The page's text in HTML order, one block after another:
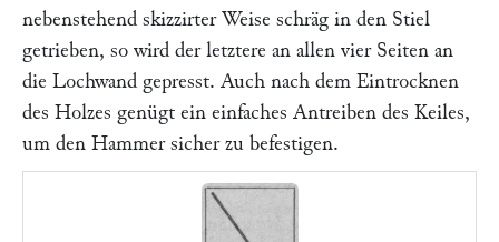
nebenstehend skizzirter Weise schräg in den Stiel
getrieben, so wird der letztere an allen vier Seiten an
die Lochwand gepresst. Auch nach dem Eintrocknen
des Holzes genügt ein einfaches Antreiben des Keiles,
um den Hammer sicher zu befestigen.